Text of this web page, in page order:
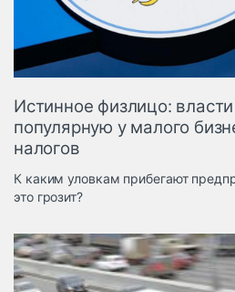
опасные грузы
Безопасность и
страхование
Таможня и ВЭД
терминалы
Спецтехника
Истинное физлицо:
популярную у малого
налогов
К каким уловкам прибегают
это грозит?